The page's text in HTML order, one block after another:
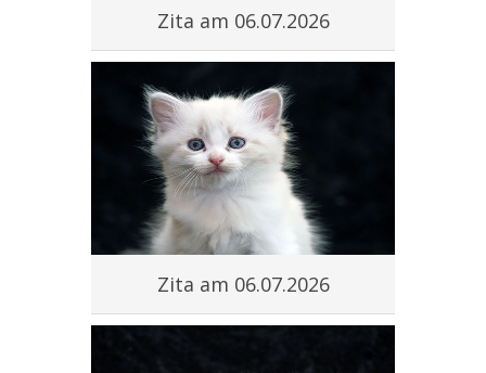
Zita am 06.07.2026
Zita am 06.07.2026